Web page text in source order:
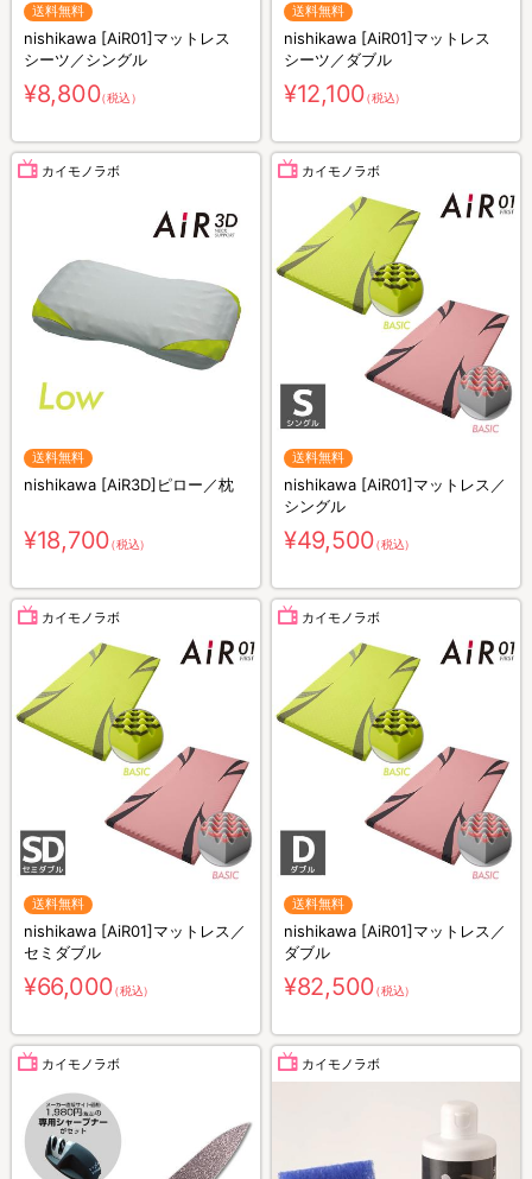
送料無料
nishikawa [AiR01]マットレス
シーツ／シングル
¥8,800（税込）
送料無料
nishikawa [AiR01]マットレス
シーツ／ダブル
¥12,100（税込）
カイモノラボ
送料無料
nishikawa [AiR3D]ピロー／枕
¥18,700（税込）
カイモノラボ
送料無料
nishikawa [AiR01]マットレス／
シングル
¥49,500（税込）
カイモノラボ
送料無料
nishikawa [AiR01]マットレス／
セミダブル
¥66,000（税込）
カイモノラボ
送料無料
nishikawa [AiR01]マットレス／
ダブル
¥82,500（税込）
カイモノラボ カイモノラボ